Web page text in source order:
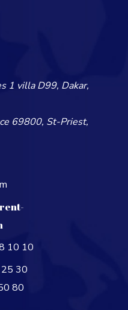
1 villa D99, Dakar,
69800, St-Priest,
10 10
30
80